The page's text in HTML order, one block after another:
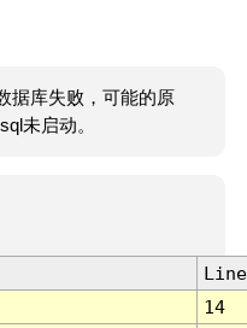
据库失败，可能的原
未启动。
Line
14